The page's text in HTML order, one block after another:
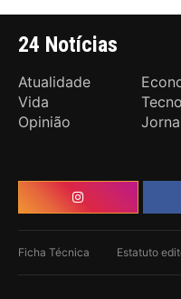
24 Notícias
Atualidade
Vida
Opinião
Ficha Técnica Estatuto